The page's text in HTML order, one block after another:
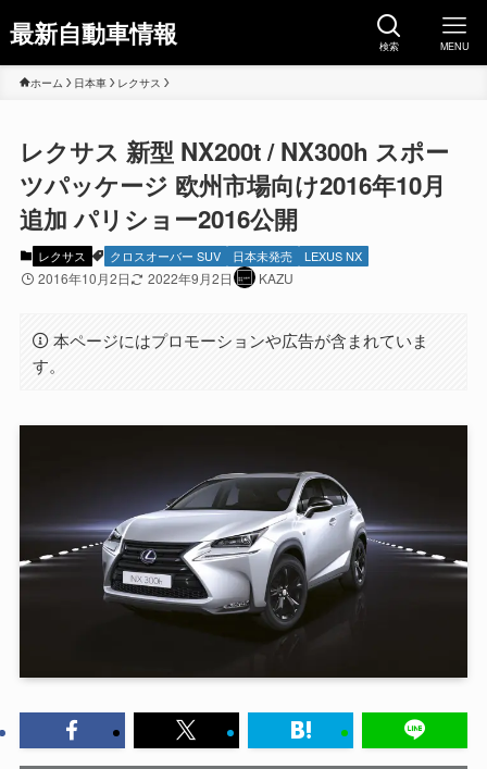
最新自動車情報 検索 MENU
ホーム 日本車 レクサス
レクサス 新型 NX200t / NX300h スポー
ツパッケージ 欧州市場向け2016年10月
追加 パリショー2016公開
レクサス クロスオーバー SUV 日本未発売 LEXUS NX
2016年10月2日 2022年9月2日 KAZU
本ページにはプロモーションや広告が含まれていま
す。